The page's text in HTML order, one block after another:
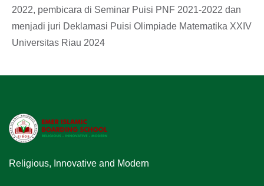
2022, pembicara di Seminar Puisi PNF 2021-2022 dan
menjadi juri Deklamasi Puisi Olimpiade Matematika XXIV
Universitas Riau 2024
Religious, Innovative and Modern